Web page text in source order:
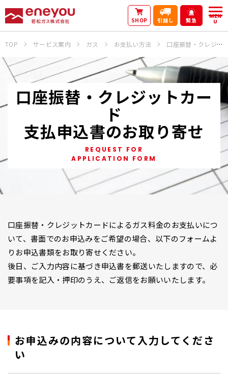
SHOP 引越し 緊急
MEN
U
TOP サービス案内 ガス お支払い方法 口座振替・クレジットカード支払申込書のお取り寄せ
口座振替・クレジットカー
ド
支払申込書のお取り寄せ
REQUEST FOR
APPLICATION FORM
口座振替・クレジットカードによるガス料金のお支払いにつ
いて、書面でのお申込みをご希望の場合、以下のフォームよ
りお申込書類をお取り寄せください。
後日、ご入力内容に基づき申込書を郵送いたしますので、必
要事項を記入・押印のうえ、ご返信をお願いいたします。
お申込みの内容について入力してくださ
い